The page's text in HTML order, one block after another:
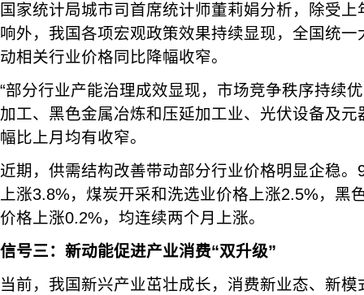
国家统计局城市司首席统计师董莉娟分析，除受
响外，我国各项宏观政策效果持续显现，全国统
动相关行业价格同比降幅收窄。
“部分行业产能治理成效显现，市场竞争秩序持续
加工、黑色金属冶炼和压延加工业、光伏设备及
幅比上月均有收窄。
近期，供需结构改善带动部分行业价格明显企稳
上涨3.8%，煤炭开采和洗选业价格上涨2.5%，黑
价格上涨0.2%，均连续两个月上涨。
信号三：新动能促进产业消费“双升级”
当前，我国新兴产业茁壮成长，消费新业态、新